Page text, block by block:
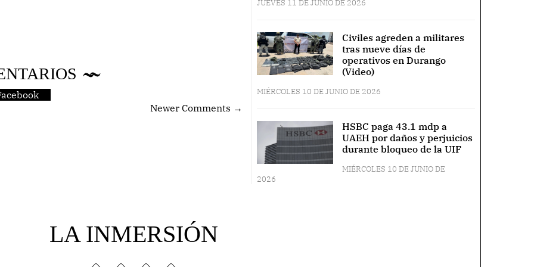
Newer Comments →
JUEVES 11 DE JUNIO DE 2026
Civiles agreden a militares
tras nueve días de
operativos en Durango
(Video)
MIÉRCOLES 10 DE JUNIO DE 2026
HSBC paga 43.1 mdp a
UAEH por daños y perjuicios
durante bloqueo de la UIF
MIÉRCOLES 10 DE JUNIO DE
2026
LA INMERSIÓN